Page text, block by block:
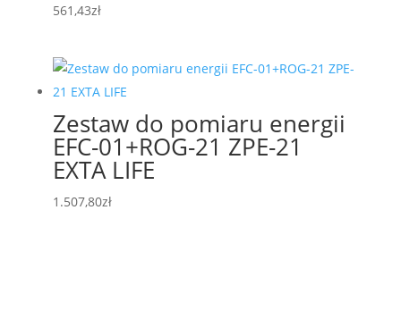
561,43zł
Zestaw do pomiaru energii
EFC-01+ROG-21 ZPE-21
EXTA LIFE
1.507,80zł